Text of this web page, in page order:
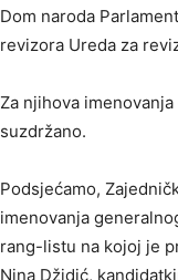
Dom naroda
revizora Ureda za
Za njihova
suzdržano.
Podsjećamo,
imenovanja
rang-listu na kojoj je
Nina Džidić,